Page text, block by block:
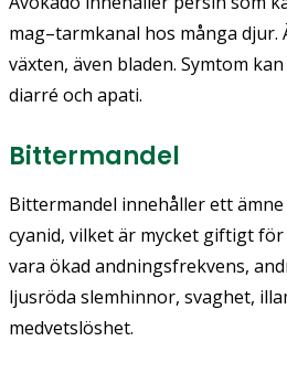
mag–tarmkanal hos många djur.
växten, även bladen. Symtom
diarré och apati.
Bittermandel
Bittermandel innehåller ett
cyanid, vilket är mycket giftigt
vara ökad andningsfrekvens,
ljusröda slemhinnor, svaghet,
medvetslöshet.